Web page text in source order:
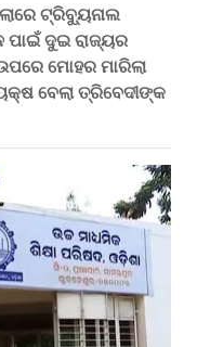
ଟ୍ରିବ୍ୟୁନାଲ
ପାଇଁ ଦୁଇ ରାଜ୍ୟର
ମୋହର ମାରିଲା
ବେଲା ତ୍ରିବେଦୀଙ୍କ